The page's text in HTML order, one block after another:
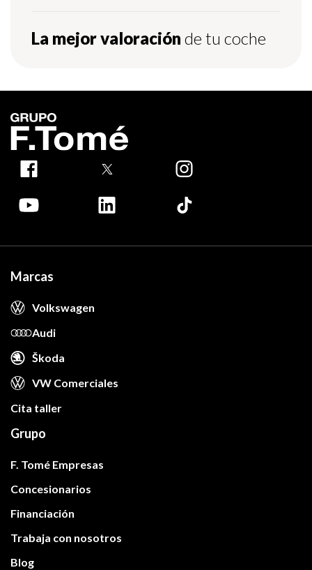
La mejor valoración de tu coche
Marcas
Volkswagen
Audi
Škoda
VW Comerciales
Cita taller
Grupo
F. Tomé Empresas
Concesionarios
Financiación
Trabaja con nosotros
Blog